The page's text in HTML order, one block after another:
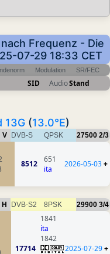
Frequenz - Die
07-29 18:33 CET
Modulation SR/FEC
SID AudioStand
13G(13.0°E)
V DVB-S QPSK 27500 2/3
8512
651
ita
2026-05-03+
H DVB-S2 8PSK 29900 3/4
17714
1841
ita
1842
2025-07-29+